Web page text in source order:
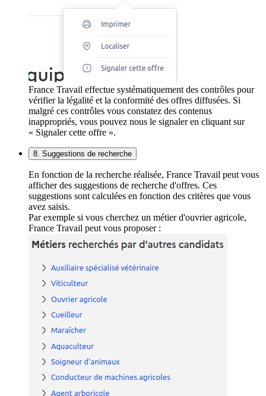
France Travail effectue systématiquement des contrôles pour
vérifier la légalité et la conformité des offres diffusées. Si
malgré ces contrôles vous constatez des contenus
inappropriés, vous pouvez nous le signaler en cliquant sur
« Signaler cette offre ».
8. Suggestions de recherche
En fonction de la recherche réalisée, France Travail peut vous
afficher des suggestions de recherche d'offres. Ces
suggestions sont calculées en fonction des critères que vous
avez saisis.
Par exemple si vous cherchez un métier d'ouvrier agricole,
France Travail peut vous proposer :